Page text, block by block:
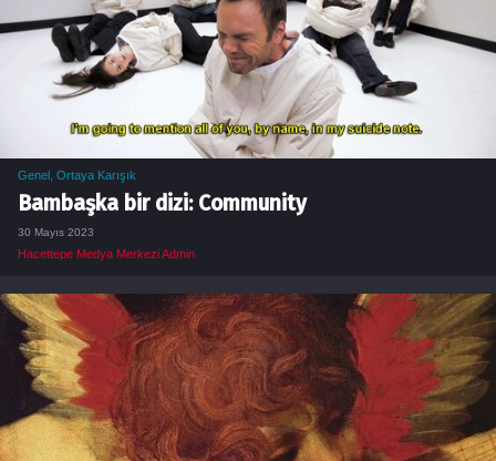
Genel Ortaya Karışık
Bambaşka bir dizi: Community
30 Mayıs 2023
Hacettepe Medya Merkezi Admin